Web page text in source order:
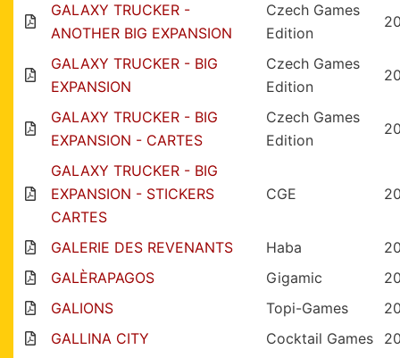
GALAXY TRUCKER -
ANOTHER BIG EXPANSION
Czech Games
Edition
GALAXY TRUCKER - BIG
EXPANSION
Czech Games
Edition
GALAXY TRUCKER - BIG
EXPANSION - CARTES
Czech Games
Edition
GALAXY TRUCKER - BIG
EXPANSION - STICKERS
CARTES
CGE
GALERIE DES REVENANTS Haba
GALÈRAPAGOS
Gigamic
GALIONS
Topi-Games
GALLINA CITY
Cocktail Games